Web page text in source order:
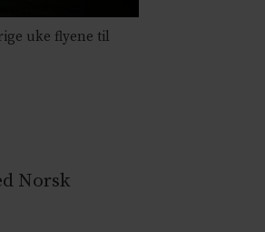
uke flyene til
Norsk